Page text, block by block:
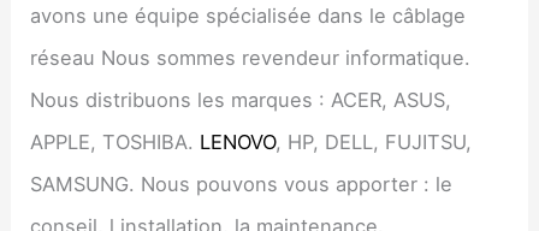
avons une équipe spécialisée dans le câblage
réseau Nous sommes revendeur informatique.
Nous distribuons les marques : ACER, ASUS,
APPLE, TOSHIBA. LENOVO, HP, DELL, FUJITSU,
SAMSUNG. Nous pouvons vous apporter : le